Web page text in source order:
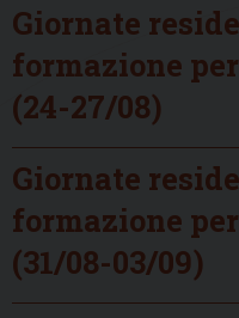
Giornate
formazione
(24-27/08)
Giornate
formazione
(31/08-03/09)